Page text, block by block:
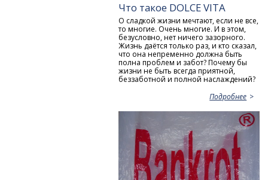
Что такое DOLCE VITA
О сладкой жизни мечтают, если не все,
то многие. Очень многие. И в этом,
безусловно, нет ничего зазорного.
Жизнь даётся только раз, и кто сказал,
что она непременно должна быть
полна проблем и забот? Почему бы
жизни не быть всегда приятной,
беззаботной и полной наслаждений?
Подробнее